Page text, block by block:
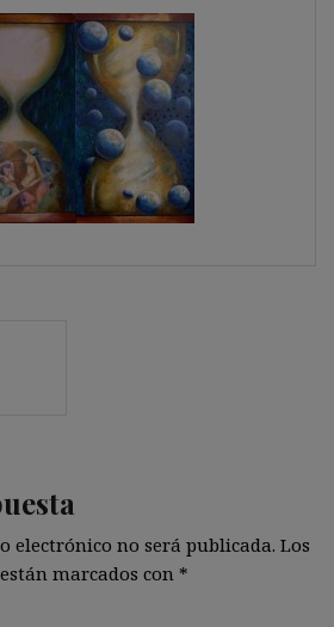
electrónico no será publicada. Los
marcados con *